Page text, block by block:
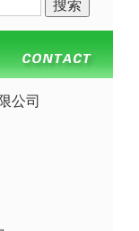
公司